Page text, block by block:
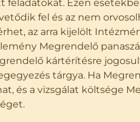
Ezen
fel és az nem
az arra kijelölt
Megrendelő
kártérítésre
tárgya. Ha
és a vizsgálat költsége